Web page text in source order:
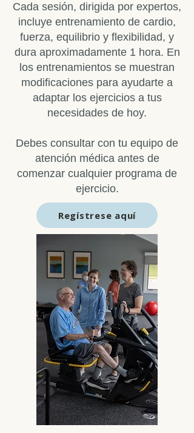
Cada sesión, dirigida por expertos,
incluye entrenamiento de cardio,
fuerza, equilibrio y flexibilidad, y
dura aproximadamente 1 hora. En
los entrenamientos se muestran
modificaciones para ayudarte a
adaptar los ejercicios a tus
necesidades de hoy.
Debes consultar con tu equipo de
atención médica antes de
comenzar cualquier programa de
ejercicio.
Regístrese aquí